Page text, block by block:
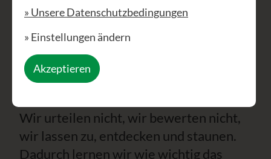
klarer Struktur, immer liebevoll
annehmend, was so im gemeinsamen
Tönen, achtsamen Spüren und
freudigem Singen Neues entstehen
Wir urteilen nicht, wir bewerten nicht,
wir lassen zu, entdecken und staunen.
Dadurch lernen wir wie wichtig das
» Unsere Datenschutzbedingungen
» Einstellungen ändern
Akzeptieren